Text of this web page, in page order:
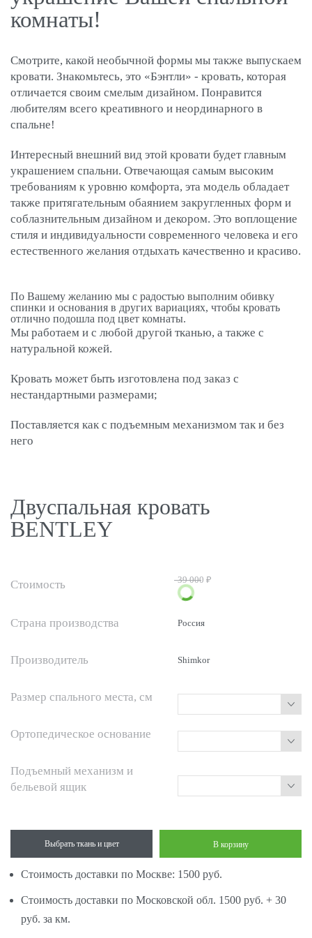
комнаты!
Смотрите, какой необычной формы мы также выпускаем
кровати. Знакомьтесь, это «Бэнтли» - кровать, которая
отличается своим смелым дизайном. Понравится
любителям всего креативного и неординарного в
спальне!
Интересный внешний вид этой кровати будет главным
украшением спальни. Отвечающая самым высоким
требованиям к уровню комфорта, эта модель обладает
также притягательным обаянием закругленных форм и
соблазнительным дизайном и декором. Это воплощение
стиля и индивидуальности современного человека и его
естественного желания отдыхать качественно и красиво.
По Вашему желанию мы с радостью выполним обивку
спинки и основания в других вариациях, чтобы кровать
отлично подошла под цвет комнаты.
Мы работаем и с любой другой тканью, а также с
натуральной кожей.
Кровать может быть изготовлена под заказ с
нестандартными размерами;
Поставляется как с подъемным механизмом так и без
него
Двуспальная кровать
BENTLEY
Стоимость 39 000 ₽
Страна производства Россия
Производитель Shimkor
Размер спального места, см
Ортопедическое основание
Подъемный механизм и
бельевой ящик
Выбрать ткань и цвет В корзину
Стоимость доставки по Москве: 1500 руб.
Стоимость доставки по Московской обл. 1500 руб. + 30
руб. за км.